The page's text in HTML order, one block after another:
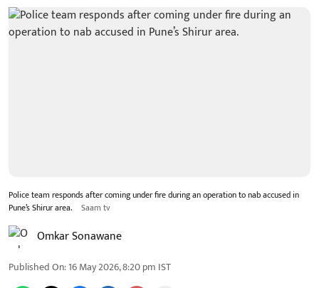
Police team responds after coming under fire during an operation to nab accused in
Pune’s Shirur area.
Saam tv
Omkar Sonawane
Published On:16 May 2026, 8:20 pm IST